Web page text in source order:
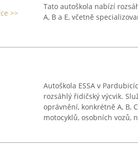
>>
Tato autoškola nabízí
A, B a E, včetně
Autoškola ESSA v
rozsáhlý řidičský výcvik.
oprávnění, konkrétně A, B,
motocyklů, osobních vozů,